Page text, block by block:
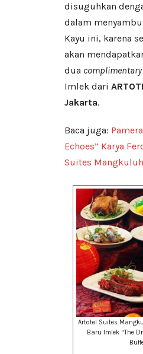
disuguhkan
dalam
Kayu ini, karena
akan
dua complimentary
Imlek dari
Jakarta.
Baca juga:
Echoes” Karya
Suites
Artotel Suites
Baru Imlek “The